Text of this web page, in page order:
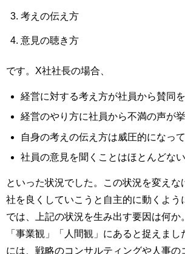
考えの伝え方
意見の聴き方
です。X社社長の場合、
経営に対する考え方が社員から賛同
経営のやり方に社員から不満の声が
自身の考えの伝え方は威圧的になっ
社員の意見を聞くことはほとんどない
といった状況でした。この状況を変えな
社を良くしていこうと自主的に動くよう
では、上記の状況を生み出す要因は何か
「事業観」「人間観」にあると捉えまし
には、戦略のコンサルティングや人事の